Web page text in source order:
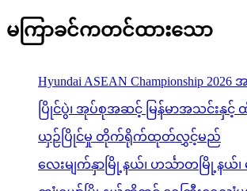
မကြာခင်ကတင်ထားသော
Hyundai ASEAN Championship
ပြိုင်ပွဲ၊ အုပ်စုအဆင့် မြန်မာအသင်းနှင့်
ယှဉ်ပြိုင်မှု တိုက်ရိုက်ထုတ်လွှင့်မည်
လေးမျက်နှာမြို့နယ်၊ ဟင်္သာတမြို့နယ်